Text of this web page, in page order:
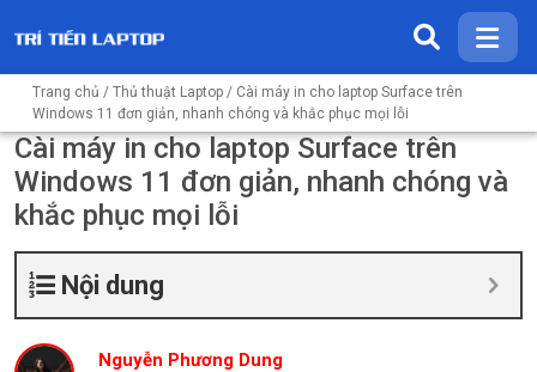
Trang chủ / Thủ thuật Laptop / Cài máy in cho laptop Surface trên
Windows 11 đơn giản, nhanh chóng và khắc phục mọi lỗi
Cài máy in cho laptop Surface trên
Windows 11 đơn giản, nhanh chóng và
khắc phục mọi lỗi
Nội dung
Nguyễn Phương Dung